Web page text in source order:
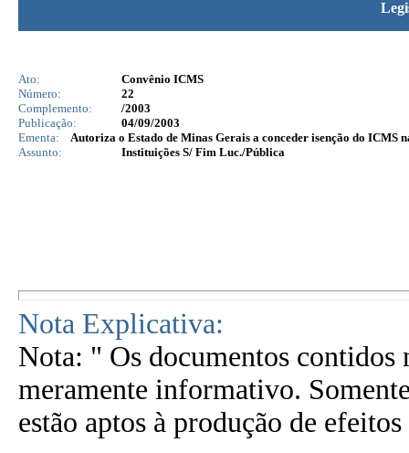
Ato:
Convênio ICMS
Número:
22
Complemento:
/2003
Publicação:
04/09/2003
Ementa:
Autoriza o Estado de Minas Gerais a conceder isenção do ICMS
Assunto:
Instituições S/ Fim Luc./Pública
Nota Explicativa:
Nota: " Os documentos contidos
meramente informativo.
estão aptos à produção de